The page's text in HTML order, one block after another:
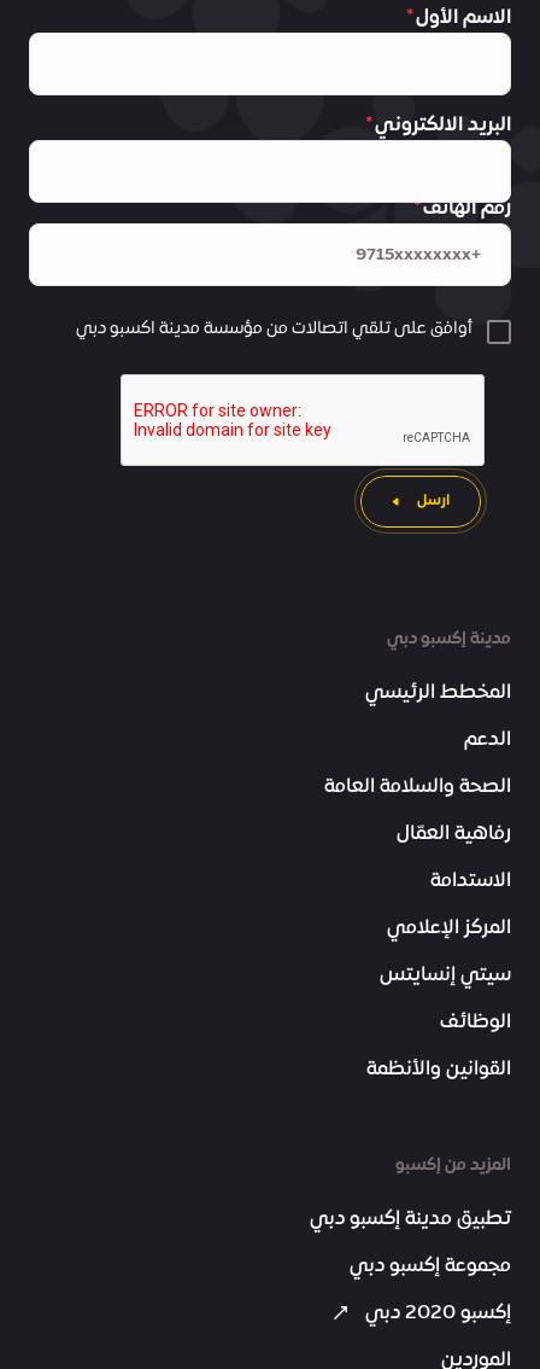
مدينة إكسبو دبي
المخطط الرئيسي
الدعم
الصحة والسلامة العامة
رفاهية العمّال
الاستدامة
المركز الإعلامي
سيتي إنسايتس
الوظائف
القوانين والأنظمة
المزيد من إكسبو
تطبيق مدينة إكسبو دبي
مجموعة إكسبو دبي
إكسبو 2020 دبي
الموردين
الاسم الأول
البريد الالكتروني
رقم الهاتف
أوافق على تلقي اتصالات من مؤسسة مدينة اكسبو دبي
ارسل